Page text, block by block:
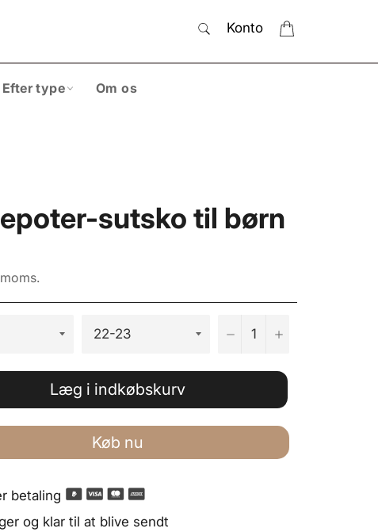
Konto
Efter type Om os
sutsko til børn
− +
Læg i indkøbskurv
Køb nu
betaling
og klar til at blive sendt